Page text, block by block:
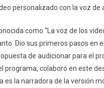
personalizado con la voz de
como “La voz de los
Dio sus primeros pasos en
de audicionar para el
programa, colaboró en este
es la narradora de la versión